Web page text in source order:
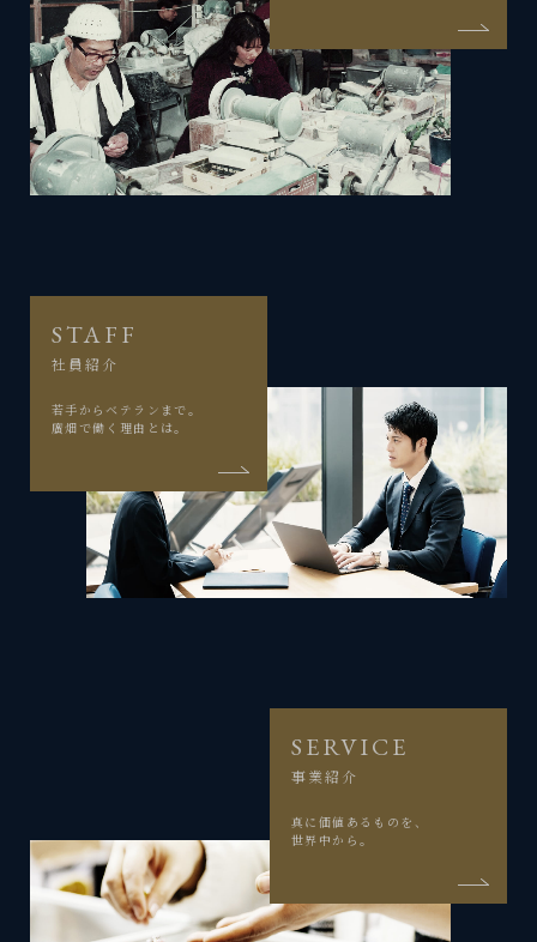
STAFF
社員紹介
若手からベテランまで。
廣畑で働く理由とは。
SERVICE
事業紹介
真に価値あるものを、
世界中から。